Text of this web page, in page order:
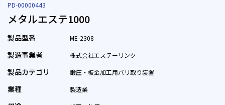
PD-00000443
メタルエステ1000
製品型番 ME-2308
製造事業者 株式会社エステーリンク
製品カテゴリ 鍛圧・板金加工用バリ取り装置
業種 製造業